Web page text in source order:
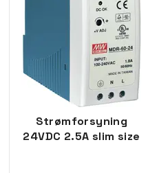
Strømforsyning
24VDC 2.5A slim size